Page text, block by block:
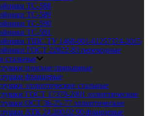
ТС-588
ТС-589
ТС-590
ТС-591
ТШС ТУ 1468-001-61257374-2015
ГОСТ 22822-83 переходные
стальные
плоские приварные
фланцевые
эллиптические стальные
ГОСТ 17379-2001 эллиптические
ОСТ 36-25-77 эллиптические
АТК 24.200 02 90 фланцевые